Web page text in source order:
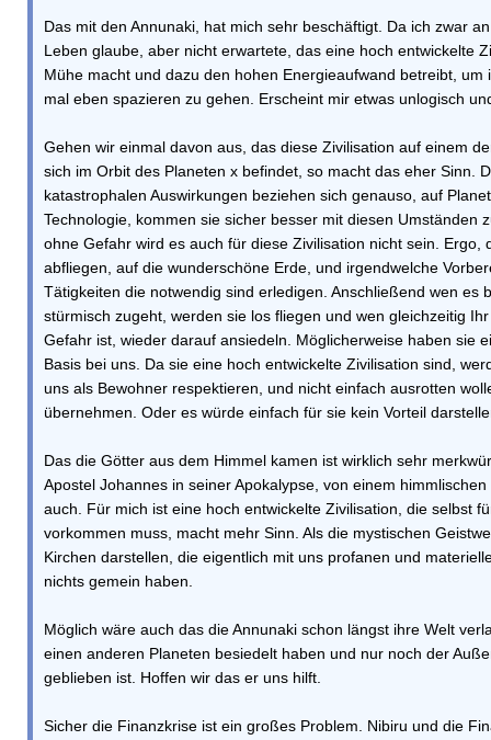
Das mit den Annunaki, hat mich sehr beschäftigt. Da ich zwar
Leben glaube, aber nicht erwartete, das eine hoch entwickelte
Mühe macht und dazu den hohen Energieaufwand betreibt, um
mal eben spazieren zu gehen. Erscheint mir etwas unlogisch
Gehen wir einmal davon aus, das diese Zivilisation auf einem
sich im Orbit des Planeten x befindet, so macht das eher Sinn.
katastrophalen Auswirkungen beziehen sich genauso, auf
Technologie, kommen sie sicher besser mit diesen Umständen
ohne Gefahr wird es auch für diese Zivilisation nicht sein. Ergo,
abfliegen, auf die wunderschöne Erde, und irgendwelche
Tätigkeiten die notwendig sind erledigen. Anschließend wen es
stürmisch zugeht, werden sie los fliegen und wen gleichzeitig
Gefahr ist, wieder darauf ansiedeln. Möglicherweise haben sie
Basis bei uns. Da sie eine hoch entwickelte Zivilisation sind,
uns als Bewohner respektieren, und nicht einfach ausrotten
übernehmen. Oder es würde einfach für sie kein Vorteil
Das die Götter aus dem Himmel kamen ist wirklich sehr
Apostel Johannes in seiner Apokalypse, von einem
auch. Für mich ist eine hoch entwickelte Zivilisation, die selbst
vorkommen muss, macht mehr Sinn. Als die mystischen
Kirchen darstellen, die eigentlich mit uns profanen und
nichts gemein haben.
Möglich wäre auch das die Annunaki schon längst ihre Welt
einen anderen Planeten besiedelt haben und nur noch der
geblieben ist. Hoffen wir das er uns hilft.
Sicher die Finanzkrise ist ein großes Problem. Nibiru und die